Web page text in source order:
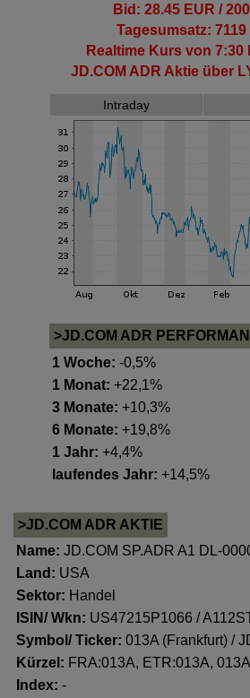
Bid: 28.45 EUR /
Tagesumsatz:
Realtime Kurs von 7:30
JD.COM ADR Aktie über
Intraday
>JD.COM ADR
1 Woche: -0,5%
1 Monat: +22,1%
3 Monate: +10,3%
6 Monate: +19,8%
1 Jahr: +4,4%
laufendes Jahr: +14,5%
>JD.COM ADR AKTIE
Name: JD.COM SP.ADR A1 DL-
Land: USA
Sektor: Handel
ISIN/ Wkn: US47215P1066 /
Symbol/ Ticker: 013A (Frankfurt) /
Kürzel: FRA:013A, ETR:013A,
Index: -